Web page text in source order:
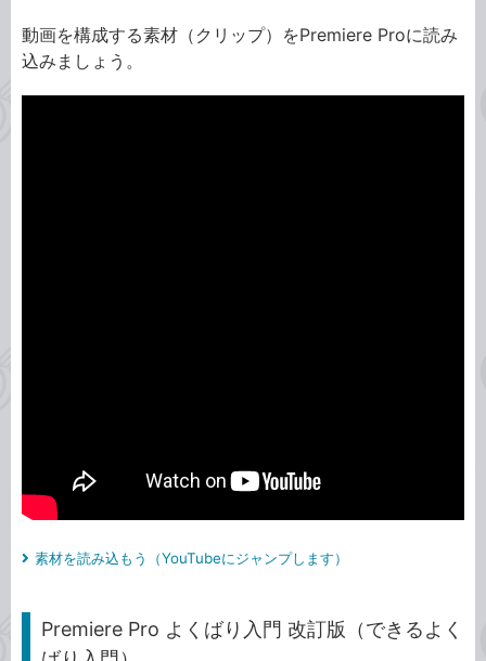
動画を構成する素材（クリップ）をPremiere Proに読み
込みましょう。
素材を読み込もう（YouTubeにジャンプします）
Premiere Pro よくばり入門 改訂版（できるよく